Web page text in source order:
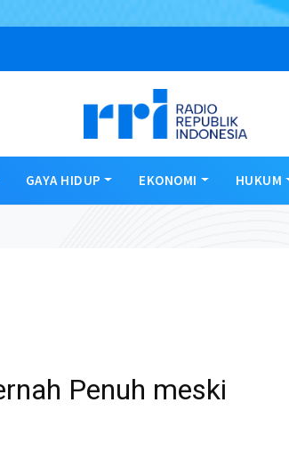
GAYA HIDUP EKONOMI HUKUM
Penuh meski